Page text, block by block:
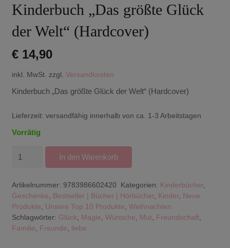
Kinderbuch „Das größte Glück
der Welt“ (Hardcover)
€14,90
inkl. MwSt. zzgl. Versandkosten
Kinderbuch „Das größte Glück der Welt“ (Hardcover)
Lieferzeit: versandfähig innerhalb von ca. 1-3 Arbeitstagen
Vorrätig
Kinderbuch
der
Welt"
(Hardcover)
In den Warenkorb
Artikelnummer: 9783986602420 Kategorien: Kinderbücher
Geschenke
Bestseller | Bücher | Hörbücher, Kinder,
Neue
Produkte
Unsere Top 10 Produkte Weihnachten
Schlagwörter: Glück Magie Wünsche Mut, Freundschaft,
Familie
Freunde liebe